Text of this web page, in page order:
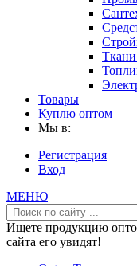
Товары
Куплю оптом
Мы в:
Регистрация
Вход
МЕНЮ
Ищете продукцию
сайта его увидят!